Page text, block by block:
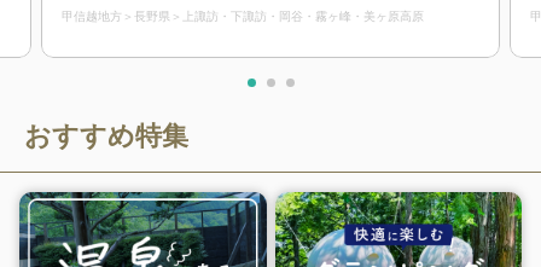
甲信越地方 長野県 上諏訪・下諏訪・岡谷・霧ヶ峰・美ヶ原高原
おすすめ特集